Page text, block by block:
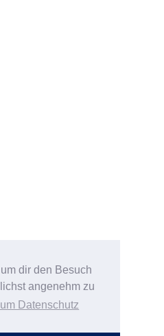
dir den Besuch
angenehm zu
Datenschutz